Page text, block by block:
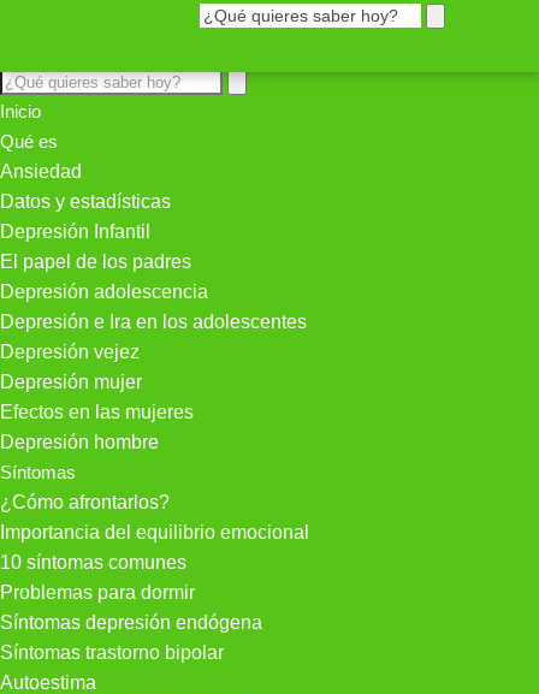
Inicio
Qué es
Ansiedad
Datos y estadísticas
Depresión Infantil
El papel de los padres
Depresión adolescencia
Depresión e Ira en los adolescentes
Depresión vejez
Depresión mujer
Efectos en las mujeres
Depresión hombre
Síntomas
¿Cómo afrontarlos?
Importancia del equilibrio emocional
10 síntomas comunes
Problemas para dormir
Síntomas depresión endógena
Síntomas trastorno bipolar
Autoestima